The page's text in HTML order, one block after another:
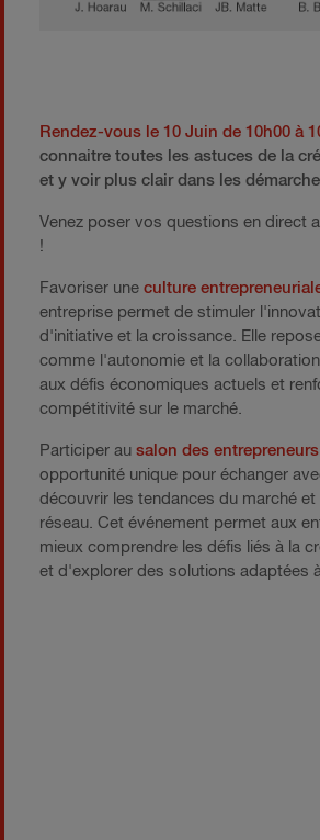
Rendez-vous le 10 Juin de 10h00 à
connaitre toutes les astuces de la
et y voir plus clair dans les
Venez poser vos questions en direct
!
Favoriser une culture
entreprise permet de stimuler
d'initiative et la croissance. Elle
comme l'autonomie et la
aux défis économiques actuels et
compétitivité sur le marché.
Participer au salon des entrepreneurs
opportunité unique pour échanger
découvrir les tendances du marché
réseau. Cet événement permet aux
mieux comprendre les défis liés à la
et d'explorer des solutions adaptées